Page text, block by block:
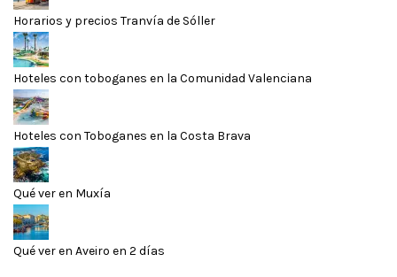
Horarios y precios Tranvía de Sóller
Hoteles con toboganes en la Comunidad Valenciana
Hoteles con Toboganes en la Costa Brava
Qué ver en Muxía
Qué ver en Aveiro en 2 días